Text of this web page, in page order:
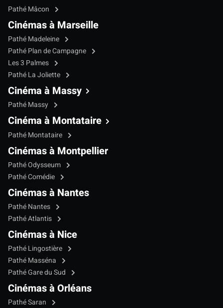
Pathé Mâcon
Cinémas à Marseille
Pathé Madeleine
Pathé Plan de Campagne
Les 3 Palmes
Pathé La Joliette
Cinéma à Massy
Pathé Massy
Cinéma à Montataire
Pathé Montataire
Cinémas à Montpellier
Pathé Odysseum
Pathé Comédie
Cinémas à Nantes
Pathé Nantes
Pathé Atlantis
Cinémas à Nice
Pathé Lingostière
Pathé Masséna
Pathé Gare du Sud
Cinémas à Orléans
Pathé Saran